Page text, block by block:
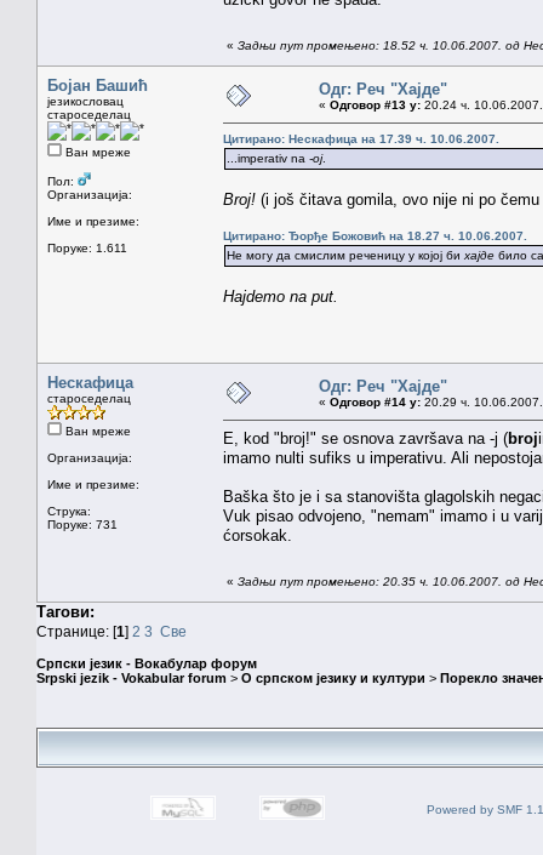
« Задњи пут промењено: 18.52 ч. 10.06.2007. од
Бојан Башић
језикословац
староседелац
Ван мреже
Пол:
Организација:
Име и презиме:
Поруке: 1.611
Одг: Реч "Хајде"
« Одговор #13 у: 20.24 ч.
Цитирано: Нескафица на 17.39 ч. 10.06.2007.
...imperativ na -oj.
Broj! (i još čitava gomila, ovo nije ni po
Цитирано: Ђорђе Божовић на 18.27 ч. 10.06.2007.
Не могу да смислим реченицу у којој би хајде било
Hajdemo na put.
Нескафица
староседелац
Ван мреже
Организација:
Име и презиме:
Струка:
Поруке: 731
Одг: Реч "Хајде"
« Одговор #14 у: 20.29 ч.
E, kod "broj!" se osnova završava na -j (broj
imamo nulti sufiks u imperativu. Ali
Baška što je i sa stanovišta glagolskih
Vuk pisao odvojeno, "nemam" imamo i u
ćorsokak.
« Задњи пут промењено: 20.35 ч. 10.06.2007. од
Тагови:
Странице: [1] 2 3 Све
Српски језик - Вокабулар форум
Srpski jezik - Vokabular forum > О српском језику и култури > Порекло
Powered by SMF